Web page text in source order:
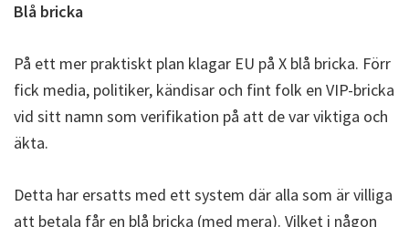
Blå bricka
På ett mer praktiskt plan klagar EU på X blå bricka. Förr
fick media, politiker, kändisar och fint folk en VIP-bricka
vid sitt namn som verifikation på att de var viktiga och
äkta.
Detta har ersatts med ett system där alla som är villiga
att betala får en blå bricka (med mera). Vilket i någon